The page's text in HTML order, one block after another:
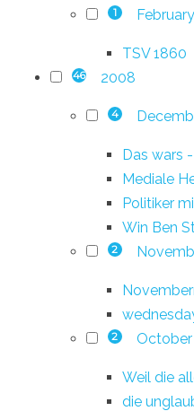
1
TSV 1860
46 2008
4
Das wars
Mediale
Politiker
Win Ben
2
2
Weil die
die